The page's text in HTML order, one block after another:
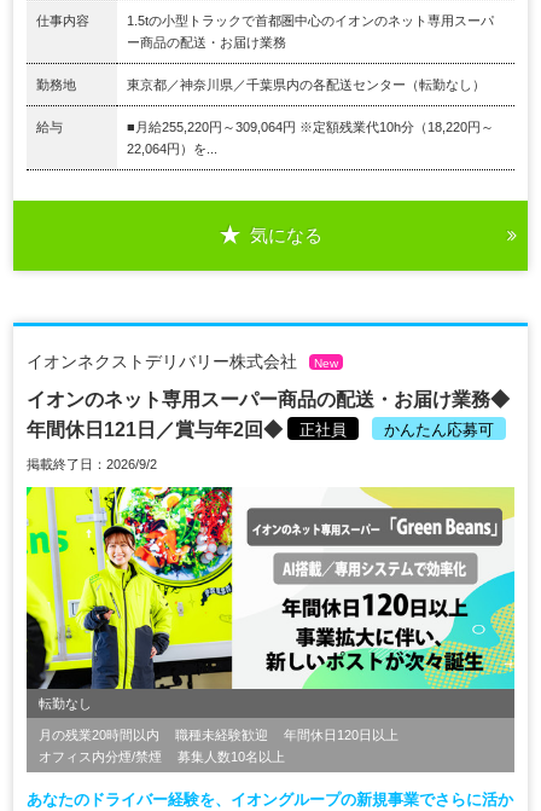
仕事内容
1.5tの小型トラックで首都圏中心のイオンのネット専用スーパ
ー商品の配送・お届け業務
勤務地 東京都／神奈川県／千葉県内の各配送センター（転勤なし）
給与
■月給255,220円～309,064円 ※定額残業代10h分（18,220円～
22,064円）を...
気になる
イオンネクストデリバリー株式会社 New
イオンのネット専用スーパー商品の配送・お届け業務◆
年間休日121日／賞与年2回◆
正社員 かんたん応募可
掲載終了日：2026/9/2
転勤なし
月の残業20時間以内 職種未経験歓迎
年間休日120日以上
オフィス内分煙/禁煙
募集人数10名以上
あなたのドライバー経験を、イオングループの新規事業でさらに活か